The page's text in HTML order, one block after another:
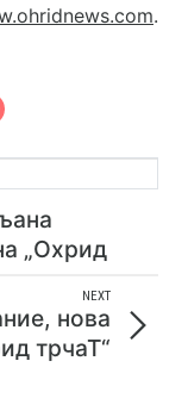
.
„Охрид
NEXT
нова
трчаТ“